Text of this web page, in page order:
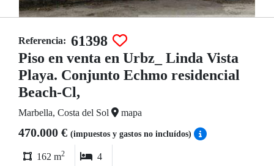
Referencia: 61398
Piso en venta en Urbz_ Linda Vista
Playa. Conjunto Echmo residencial
Beach-Cl,
Marbella, Costa del Sol mapa
470.000 € (impuestos y gastos no incluídos)
162 m2 4